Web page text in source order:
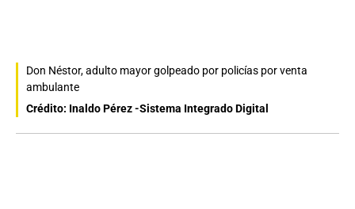
Don Néstor, adulto mayor golpeado por policías por venta
ambulante
Crédito: Inaldo Pérez -Sistema Integrado Digital